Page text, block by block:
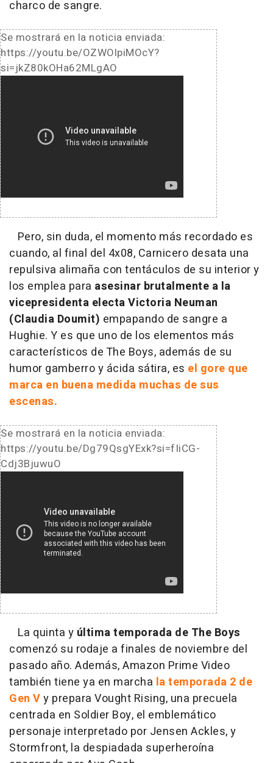
charco de sangre.
Se mostrará en la noticia enviada:
https://youtu.be/OZWOlpiMOcY?
si=jkZ80kOHa62MLgAO
Pero, sin duda, el momento más recordado es
cuando, al final del 4x08, Carnicero desata una
repulsiva alimaña con tentáculos de su interior y
los emplea para asesinar brutalmente a la
vicepresidenta electa Victoria Neuman
(Claudia Doumit) empapando de sangre a
Hughie. Y es que uno de los elementos más
característicos de The Boys, además de su
humor gamberro y ácida sátira, es el gore que
marca en buena medida muchas de sus
escenas.
Se mostrará en la noticia enviada:
https://youtu.be/Dg79QsgYExk?si=fIiCG-
Cdj3BjuwuO
La quinta y última temporada de The Boys
comenzó su rodaje a finales de noviembre del
pasado año. Además, Amazon Prime Video
también tiene ya en marcha la temporada 2 de
Gen Vy prepara Vought Rising, una precuela
centrada en Soldier Boy, el emblemático
personaje interpretado por Jensen Ackles, y
Stormfront, la despiadada superheroína